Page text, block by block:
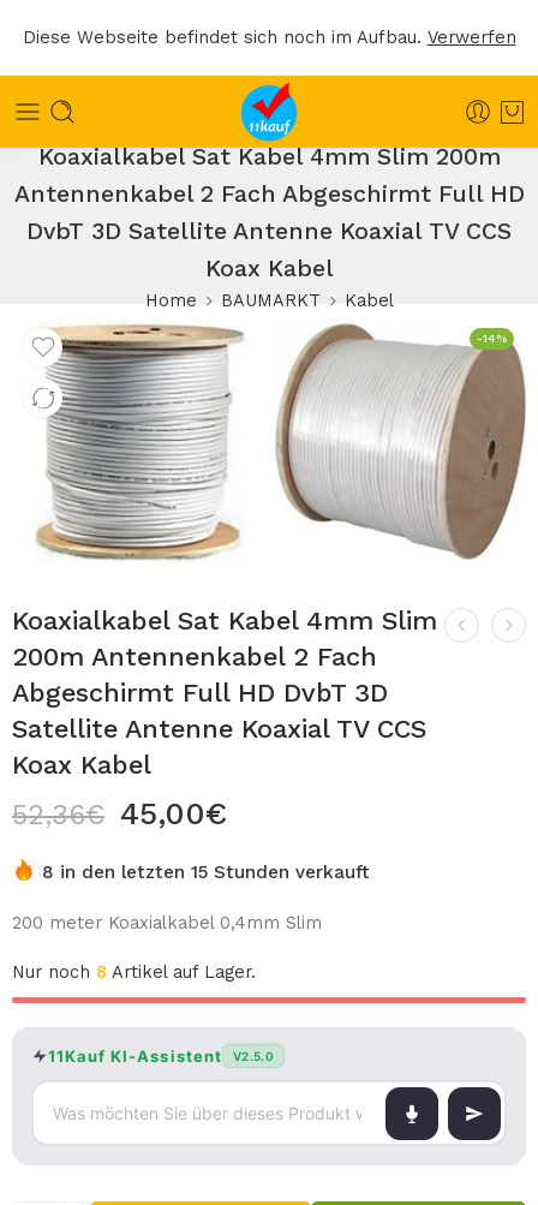
Diese Webseite befindet sich noch im Aufbau. Verwerfen
Koaxialkabel Sat Kabel 4mm Slim 200m
Antennenkabel 2 Fach Abgeschirmt Full HD
DvbT 3D Satellite Antenne Koaxial TV CCS
Koax Kabel
Home BAUMARKT Kabel
-14%
Koaxialkabel Sat Kabel 4mm Slim
200m Antennenkabel 2 Fach
Abgeschirmt Full HD DvbT 3D
Satellite Antenne Koaxial TV CCS
Koax Kabel
52,36€ 45,00€
8 in den letzten 15 Stunden verkauft
200 meter Koaxialkabel 0,4mm Slim
Nur noch 8 Artikel auf Lager.
11Kauf KI-Assistent V2.5.0